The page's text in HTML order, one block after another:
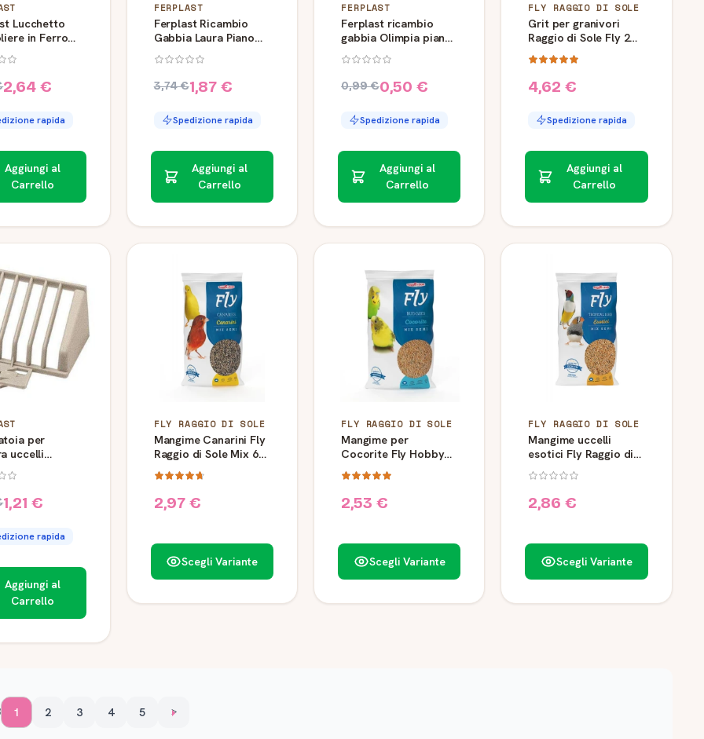
Lucchetto
in Ferro
2,64 €
rapida
Aggiungi al
Carrello
FERPLAST
Ferplast Ricambio
Gabbia Laura Piano
3,74 €1,87 €
Spedizione rapida
Aggiungi al
Carrello
FERPLAST
Ferplast ricambio
gabbia Olimpia piano
0,99 €0,50 €
Spedizione rapida
Aggiungi al
Carrello
FLY RAGGIO DI SOLE
Grit per granivori
Raggio di Sole Fly 2
4,62 €
Spedizione rapida
Aggiungi al
Carrello
per
uccelli
FPI 4324
1,21 €
rapida
Aggiungi al
Carrello
FLY RAGGIO DI SOLE
Mangime Canarini Fly
Raggio di Sole Mix 6
Semi
2,97 €
Scegli Variante
FLY RAGGIO DI SOLE
Mangime per
Cocorite Fly Hobby
Raggio di Sole
2,53 €
Scegli Variante
FLY RAGGIO DI SOLE
Mangime uccelli
esotici Fly Raggio di
Sole Mix 5 Semi
2,86 €
Scegli Variante
1 2 3 4 5 >